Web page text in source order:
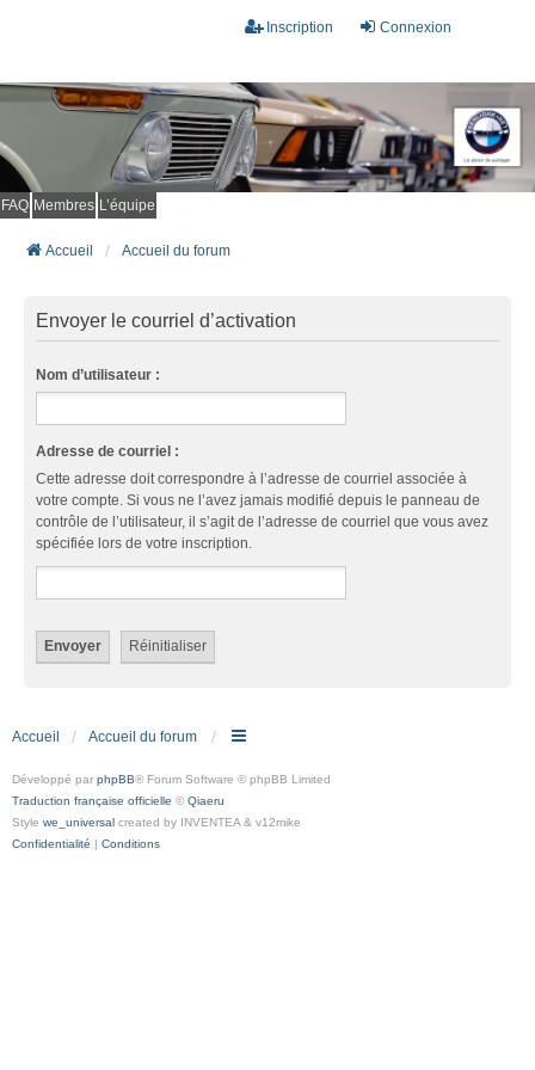
Connexion
Inscription
FAQ Membres L’équipe
Accueil Accueil du forum
Envoyer le courriel d’activation
Nom d’utilisateur :
Adresse de courriel :
Cette adresse doit correspondre à l’adresse de courriel associée à
votre compte. Si vous ne l’avez jamais modifié depuis le panneau de
contrôle de l’utilisateur, il s’agit de l’adresse de courriel que vous avez
spécifiée lors de votre inscription.
Accueil Accueil du forum
Développé par phpBB® Forum Software © phpBB Limited
Traduction française officielle © Qiaeru
Style we_universal created by INVENTEA & v12mike
Confidentialité | Conditions